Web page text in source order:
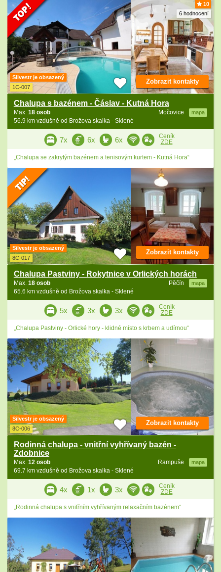
10
6 hodnocení
Silvestr je obsazený
1C-007
Chalupa s bazénem - Čáslav - Kutná Hora
Močovice mapa
Max. 18 osob
56.9 km vzdušně od Brožova skalka - Sklené
Zobrazit kontakty
7x 6x 6x
Ceník
ZDE
„Chalupa se zakrytým bazénem a tenisovým kurtem - Kutná Hora“
Silvestr je obsazený
8C-017
Chalupa Pastviny - Rokytnice v Orlických horách
Pěčín mapa
Max. 18 osob
65.6 km vzdušně od Brožova skalka - Sklené
Zobrazit kontakty
5x 3x 3x
Ceník
ZDE
„Chalupa Pastviny - Orlické hory - klidné místo s krbem a udírnou“
Silvestr je obsazený
8C-006
Rodinná chalupa - vnitřní vyhřívaný bazén -
Zdobnice
Rampuše mapa
Max. 12 osob
69.7 km vzdušně od Brožova skalka - Sklené
Zobrazit kontakty
4x 1x 3x
Ceník
ZDE
„Rodinná chalupa s vnitřním vyhřívaným relaxačním bazénem“